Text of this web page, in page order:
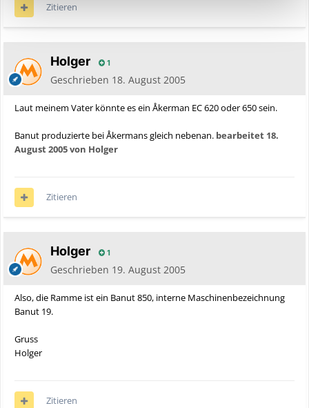
Zitieren
Holger 1
Geschrieben 18. August 2005
Laut meinem Vater könnte es ein Åkerman EC 620 oder 650 sein.
Banut produzierte bei Åkermans gleich nebenan. bearbeitet 18.
August 2005von Holger
Zitieren
Holger 1
Geschrieben 19. August 2005
Also, die Ramme ist ein Banut 850, interne Maschinenbezeichnung
Banut 19.
Gruss
Holger
Zitieren